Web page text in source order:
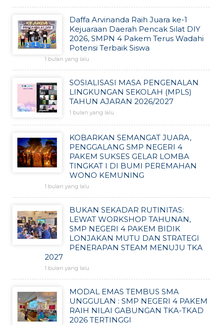
Daffa Arvinanda Raih Juara ke-1
Kejuaraan Daerah Pencak Silat DIY
2026, SMPN 4 Pakem Terus Wadahi
Potensi Terbaik Siswa
1 bulan yang lalu
SOSIALISASI MASA PENGENALAN
LINGKUNGAN SEKOLAH (MPLS)
TAHUN AJARAN 2026/2027
1 bulan yang lalu
KOBARKAN SEMANGAT JUARA,
PENGGALANG SMP NEGERI 4
PAKEM SUKSES GELAR LOMBA
TINGKAT I DI BUMI PEREMAHAN
WONO KEMUNING
1 bulan yang lalu
BUKAN SEKADAR RUTINITAS:
LEWAT WORKSHOP TAHUNAN,
SMP NEGERI 4 PAKEM BIDIK
LONJAKAN MUTU DAN STRATEGI
PENERAPAN STEAM MENUJU TKA
2027
1 bulan yang lalu
MODAL EMAS TEMBUS SMA
UNGGULAN : SMP NEGERI 4 PAKEM
RAIH NILAI GABUNGAN TKA-TKAD
2026 TERTINGGI